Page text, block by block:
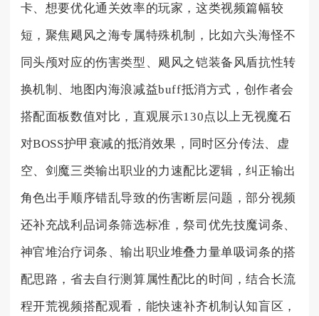
卡、想要优化通关效率的玩家，这类视频篇幅较
短，聚焦飓风之海专属特殊机制，比如六头海怪不
同头颅对应的伤害类型、飓风之铠装备风盾抗性转
换机制、地图内海浪减益buff抵消方式，创作者会
搭配面板数值对比，直观展示130点以上无视魔石
对BOSS护甲衰减的抵消效果，同时区分传法、虚
空、剑魔三类输出职业的力速配比逻辑，纠正输出
角色出手顺序错乱导致的伤害断层问题，部分视频
还补充战利品词条筛选标准，祭司优先技魔词条、
神官堆治疗词条、输出职业堆叠力量单吸词条的搭
配思路，省去自行测算属性配比的时间，结合长流
程开荒视频搭配观看，能快速补齐机制认知盲区，